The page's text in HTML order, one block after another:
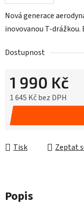
Nová generace
inovovanou T-drážkou.
Dostupnost
1 990 Kč
1 645 Kč bez DPH
Měrná cena:
Tisk Zeptat
Popis